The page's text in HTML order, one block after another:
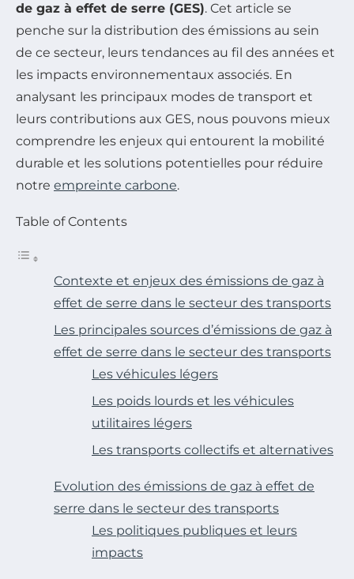
de gaz à effet de serre (GES). Cet article se
penche sur la distribution des émissions au sein
de ce secteur, leurs tendances au fil des années et
les impacts environnementaux associés. En
analysant les principaux modes de transport et
leurs contributions aux GES, nous pouvons mieux
comprendre les enjeux qui entourent la mobilité
durable et les solutions potentielles pour réduire
notre empreinte carbone.
Table of Contents
Contexte et enjeux des émissions de gaz à
effet de serre dans le secteur des transports
Les principales sources d’émissions de gaz à
effet de serre dans le secteur des transports
Les véhicules légers
Les poids lourds et les véhicules
utilitaires légers
Les transports collectifs et alternatives
Evolution des émissions de gaz à effet de
serre dans le secteur des transports
Les politiques publiques et leurs
impacts